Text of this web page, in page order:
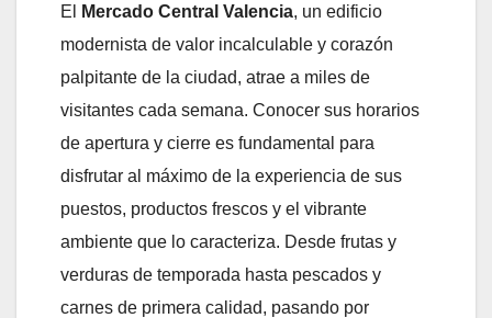
El Mercado Central Valencia, un edificio
modernista de valor incalculable y corazón
palpitante de la ciudad, atrae a miles de
visitantes cada semana. Conocer sus horarios
de apertura y cierre es fundamental para
disfrutar al máximo de la experiencia de sus
puestos, productos frescos y el vibrante
ambiente que lo caracteriza. Desde frutas y
verduras de temporada hasta pescados y
carnes de primera calidad, pasando por